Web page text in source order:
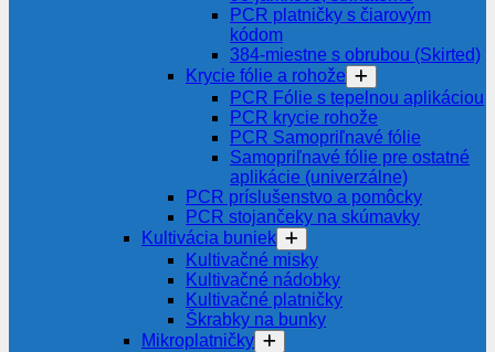
PCR platničky s čiarovým
kódom
384-miestne s obrubou (Skirted)
Krycie fólie a rohože
PCR Fólie s tepelnou aplikáciou
PCR krycie rohože
PCR Samopriľnavé fólie
Samopriľnavé fólie pre ostatné
aplikácie (univerzálne)
PCR príslušenstvo a pomôcky
PCR stojančeky na skúmavky
Kultivácia buniek
Kultivačné misky
Kultivačné nádobky
Kultivačné platničky
Škrabky na bunky
Mikroplatničky